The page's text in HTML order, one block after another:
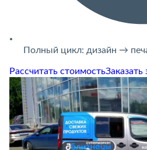
Полный цикл: дизайн →
Рассчитать стоимостьЗаказать